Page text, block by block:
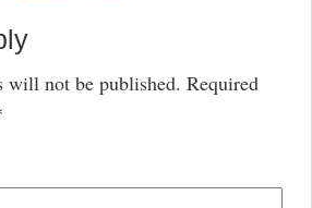
will not be published. Required